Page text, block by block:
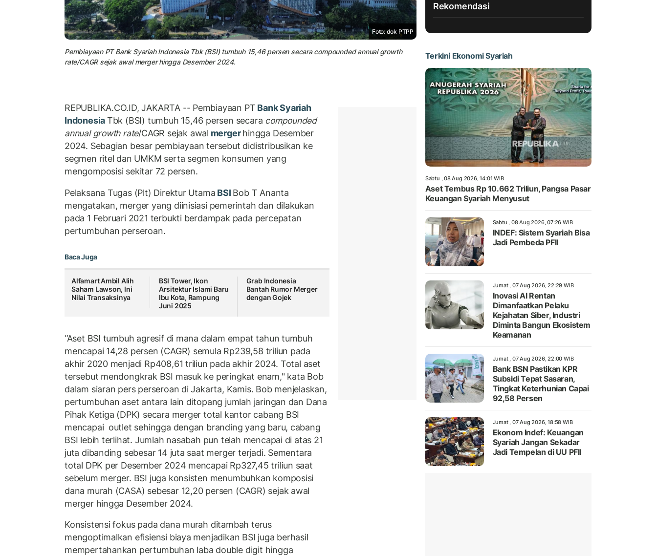
Foto: dok PTPP
Pembiayaan PT Bank Syariah Indonesia Tbk (BSI) tumbuh 15,46 persen secara compounded annual growth
rate/CAGR sejak awal merger hingga Desember 2024.
REPUBLIKA.CO.ID, JAKARTA -- Pembiayaan PT Bank Syariah
IndonesiaTbk (BSI) tumbuh 15,46 persen secara compounded
annual growth rate/CAGR sejak awal mergerhingga Desember
2024. Sebagian besar pembiayaan tersebut didistribusikan ke
segmen ritel dan UMKM serta segmen konsumen yang
mengomposisi sekitar 72 persen.
Pelaksana Tugas (Plt) Direktur Utama BSI Bob T Ananta
mengatakan, merger yang diinisiasi pemerintah dan dilakukan
pada 1 Februari 2021 terbukti berdampak pada percepatan
pertumbuhan perseroan.
Baca Juga
Alfamart Ambil Alih
Saham Lawson, Ini
Nilai Transaksinya
BSI Tower, Ikon
Arsitektur Islami Baru
Ibu Kota, Rampung
Juni 2025
Grab Indonesia
Bantah Rumor Merger
dengan Gojek
‘’Aset BSI tumbuh agresif di mana dalam empat tahun tumbuh
mencapai 14,28 persen (CAGR) semula Rp239,58 triliun pada
akhir 2020 menjadi Rp408,61 triliun pada akhir 2024. Total aset
tersebut mendongkrak BSI masuk ke peringkat enam," kata Bob
dalam siaran pers perseroan di Jakarta, Kamis. Bob menjelaskan,
pertumbuhan aset antara lain ditopang jumlah jaringan dan Dana
Pihak Ketiga (DPK) secara merger total kantor cabang BSI
mencapai outlet sehingga dengan branding yang baru, cabang
BSI lebih terlihat. Jumlah nasabah pun telah mencapai di atas 21
juta dibanding sebesar 14 juta saat merger terjadi. Sementara
total DPK per Desember 2024 mencapai Rp327,45 triliun saat
sebelum merger. BSI juga konsisten menumbuhkan komposisi
dana murah (CASA) sebesar 12,20 persen (CAGR) sejak awal
merger hingga Desember 2024.
Konsistensi fokus pada dana murah ditambah terus
mengoptimalkan efisiensi biaya menjadikan BSI juga berhasil
mempertahankan pertumbuhan laba double digit hingga
Rekomendasi
Terkini Ekonomi Syariah
Sabtu , 08 Aug 2026, 14:01 WIB
Aset Tembus Rp 10.662 Triliun, Pangsa Pasar
Keuangan Syariah Menyusut
Sabtu , 08 Aug 2026, 07:26 WIB
INDEF: Sistem Syariah Bisa
Jadi Pembeda PFII
Jumat , 07 Aug 2026, 22:29 WIB
Inovasi AI Rentan
Dimanfaatkan Pelaku
Kejahatan Siber, Industri
Diminta Bangun Ekosistem
Keamanan
Jumat , 07 Aug 2026, 22:00 WIB
Bank BSN Pastikan KPR
Subsidi Tepat Sasaran,
Tingkat Keterhunian Capai
92,58 Persen
Jumat , 07 Aug 2026, 18:58 WIB
Ekonom Indef: Keuangan
Syariah Jangan Sekadar
Jadi Tempelan di UU PFII